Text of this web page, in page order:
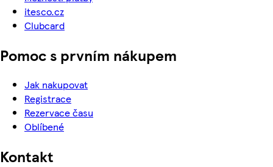
itesco.cz
Clubcard
Pomoc s prvním nákupem
Jak nakupovat
Registrace
Rezervace času
Oblíbené
Kontakt